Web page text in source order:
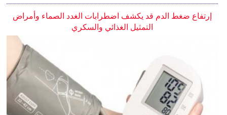
إرتفاع ضغط الدم قد يكشف اضطرابات الغدد الصماء وأمراض
التمثيل الغذائي والسكري